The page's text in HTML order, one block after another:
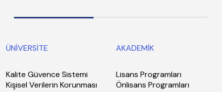
ÜNİVERSİTE
Kalite Güvence Sistemi
Kişisel Verilerin Korunması
AKADEMİK
Lisans Programları
Önlisans Programları